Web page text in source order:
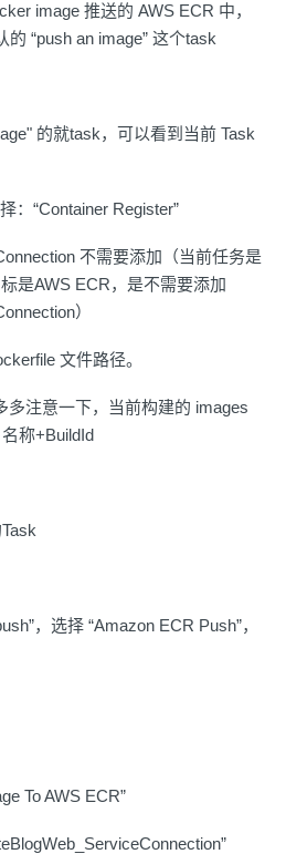
image 推送的 AWS ECR 中，
“push an image” 这个task
的就task，可以看到当前 Task
：“Container Register”
不需要添加（当前任务是
是AWS ECR，是不需要添加
）
文件路径。
多注意一下，当前构建的 images
称+BuildId
，选择 “Amazon ECR Push”，
To AWS ECR”